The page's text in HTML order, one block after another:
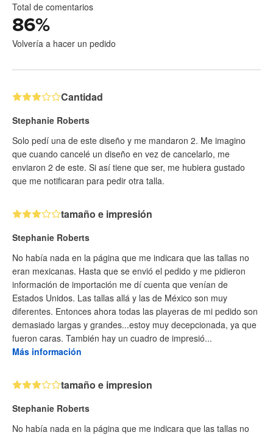
Total de comentarios
86%
Volvería a hacer un pedido
Cantidad
Stephanie Roberts
Solo pedí una de este diseño y me mandaron 2. Me imagino
que cuando cancelé un diseño en vez de cancelarlo, me
enviaron 2 de este. Si así tiene que ser, me hubiera gustado
que me notificaran para pedir otra talla.
tamaño e impresión
Stephanie Roberts
No había nada en la página que me indicara que las tallas no
eran mexicanas. Hasta que se envió el pedido y me pidieron
información de importación me dí cuenta que venían de
Estados Unidos. Las tallas allá y las de México son muy
diferentes. Entonces ahora todas las playeras de mi pedido son
demasiado largas y grandes...estoy muy decepcionada, ya que
fueron caras. También hay un cuadro de impresió...
Más información
tamaño e impresion
Stephanie Roberts
No había nada en la página que me indicara que las tallas no